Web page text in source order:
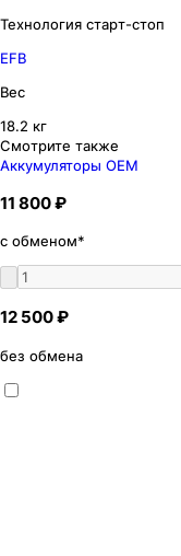
Технология старт-стоп
EFB
Вес
18.2 кг
Смотрите также
Аккумуляторы OEM
11 800 ₽
с обменом*
12 500 ₽
без обмена